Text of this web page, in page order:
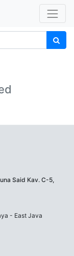
Said Kav. C-5,
- East Java